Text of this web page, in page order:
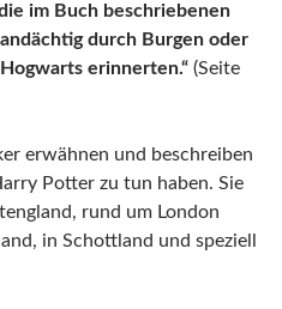
im Buch beschriebenen
durch Burgen oder
erinnerten.“ (Seite
erwähnen und beschreiben
Potter zu tun haben. Sie
rund um London
in Schottland und speziell